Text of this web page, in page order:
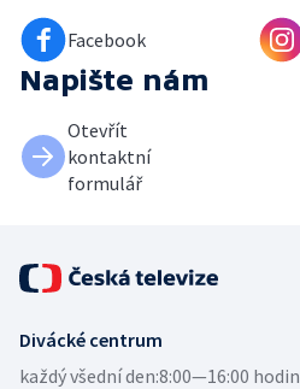
Facebook
Napište nám
Otevřít
kontaktní
formulář
Divácké centrum
každý všední den:8:00—16:00 hodin